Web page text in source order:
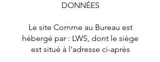
DONNÉES
Le site Comme au Bureau est
hébergé par : LWS, dont le siège
est situé à l'adresse ci-après